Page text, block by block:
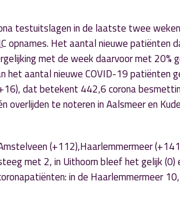
testuitslagen in de laatste twee
opnames. Het aantal nieuwe patiënten
met de week daarvoor met 20%
het aantal nieuwe COVID-19 patiënten
dat betekent 442,6 corona
overlijden te noteren in Aalsmeer en
(+112),Haarlemmermeer
met 2, in Uithoorn bleef het gelijk (0)
in de Haarlemmermeer